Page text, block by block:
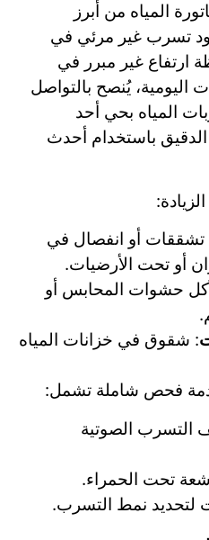
المياه من أبرز
تسرب غير مرئي في
ارتفاع غير مبرر في
اليومية، يُنصح بالتواصل
المياه بحي أحد
باستخدام أحدث
تشققات أو انفصال في
أو تحت الأرضيات.
حشوات المحابس أو
: شقوق في خزانات المياه
فحص شاملة تشمل:
التسرب الصوتية
تحت الحمراء.
لتحديد نمط التسرب.